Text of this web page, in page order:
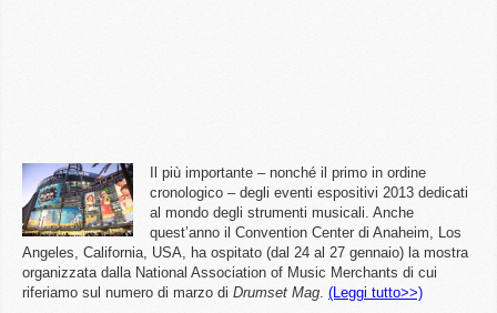
Il più importante – nonché il primo in ordine
cronologico – degli eventi espositivi 2013 dedicati
al mondo degli strumenti musicali. Anche
quest’anno il Convention Center di Anaheim, Los
Angeles, California, USA, ha ospitato (dal 24 al 27 gennaio) la mostra
organizzata dalla National Association of Music Merchants di cui
riferiamo sul numero di marzo di Drumset Mag. (Leggi tutto>>)